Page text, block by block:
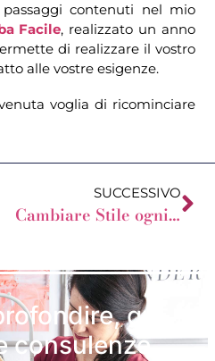
contenuti nel mio
Facile, realizzato un anno
di realizzare il vostro
alle vostre esigenze.
voglia di ricominciare
SUCCESSIVO
Cambiare Stile ogni Stagione
qui
consulenze